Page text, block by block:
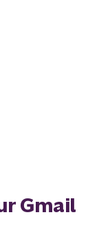
Gmail